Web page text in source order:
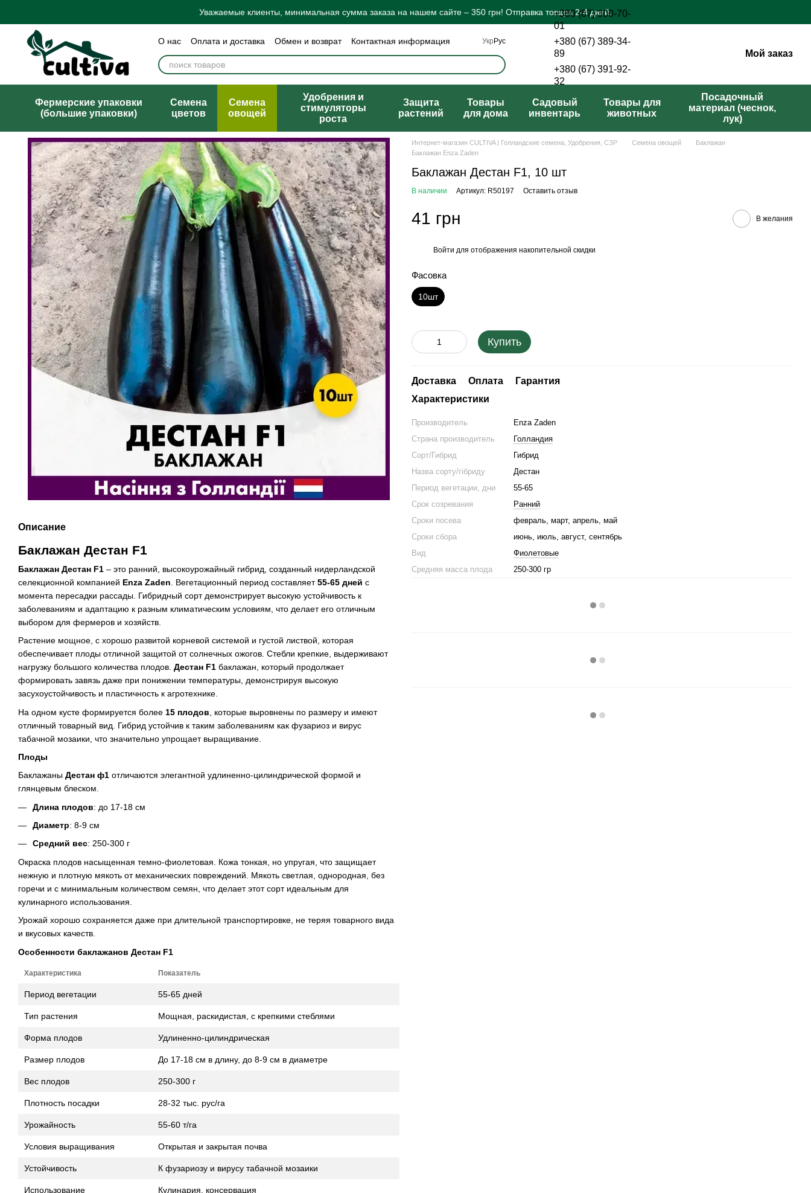
Уважаемые клиенты, минимальная сумма заказа на нашем сайте – 350 грн! Отправка товара 2-4 дней.
О нас Оплата и доставка Обмен и возврат
Контактная информация
Бренды
Блог Политика конфиденциальности
Отзывы о магазине
Договор публичной оферты
Укр Рус
+380 (67) 300-70-
01
+380 (67) 389-34-
89
+380 (67) 391-92-
32
Мой заказ
Фермерские упаковки
(большие упаковки)
Семена
цветов
Семена
овощей
Удобрения и
стимуляторы
роста
Защита
растений
Товары
для дома
Cадовый
инвентарь
Товары для
животных
Посадочный
материал (чеснок,
лук)
Описание
Баклажан Дестан F1
Баклажан Дестан F1 – это ранний, высокоурожайный гибрид, созданный нидерландской
селекционной компанией Enza Zaden . Вегетационный период составляет55-65 дней с
момента пересадки рассады. Гибридный сорт демонстрирует высокую устойчивость к
заболеваниям и адаптацию к разным климатическим условиям, что делает его отличным
выбором для фермеров и хозяйств.
Растение мощное, с хорошо развитой корневой системой и густой листвой, которая
обеспечивает плоды отличной защитой от солнечных ожогов. Стебли крепкие, выдерживают
нагрузку большого количества плодов. Дестан F1 баклажан, который продолжает
формировать завязь даже при понижении температуры, демонстрируя высокую
засухоустойчивость и пластичность к агротехнике.
На одном кусте формируется более 15 плодов , которые выровнены по размеру и имеют
отличный товарный вид. Гибрид устойчив к таким заболеваниям как фузариоз и вирус
табачной мозаики, что значительно упрощает выращивание.
Плоды
Баклажаны Дестан ф1 отличаются элегантной удлиненно-цилиндрической формой и
глянцевым блеском.
Длина плодов: до 17-18 см
Диаметр: 8-9 см
Средний вес: 250-300 г
Окраска плодов насыщенная темно-фиолетовая. Кожа тонкая, но упругая, что защищает
нежную и плотную мякоть от механических повреждений. Мякоть светлая, однородная, без
горечи и с минимальным количеством семян, что делает этот сорт идеальным для
кулинарного использования.
Урожай хорошо сохраняется даже при длительной транспортировке, не теряя товарного вида
и вкусовых качеств.
Особенности баклажанов Дестан F1
Характеристика Показатель
Период вегетации 55-65 дней
Тип растения Мощная, раскидистая, с крепкими стеблями
Форма плодов Удлиненно-цилиндрическая
Размер плодов До 17-18 см в длину, до 8-9 см в диаметре
Вес плодов 250-300 г
Плотность посадки 28-32 тыс. рус/га
Урожайность 55-60 т/га
Условия выращивания Открытая и закрытая почва
Устойчивость К фузариозу и вирусу табачной мозаики
Использование Кулинария, консервация
Интернет-магазин CULTIVA | Голландские семена, Удобрения, СЗР Семена овощей
Баклажан
Баклажан Enza Zaden
Баклажан Дестан F1, 10 шт
В наличии Артикул: R50197 Оставить отзыв
41 грн В желания
Войти для отображения накопительной скидки
Фасовка
10шт
Купить
Доставка Оплата
Гарантия
Характеристики
Производитель
Enza Zaden
Страна производитель
Голландия
Сорт/Гибрид
Гибрид
Назва сорту/гібриду
Дестан
Период вегетации, дни
55-65
Срок созревания
Ранний
Сроки посева
февраль, март, апрель, май
Сроки сбора
июнь, июль, август, сентябрь
Вид
Фиолетовые
Средняя масса плода
250-300 гр